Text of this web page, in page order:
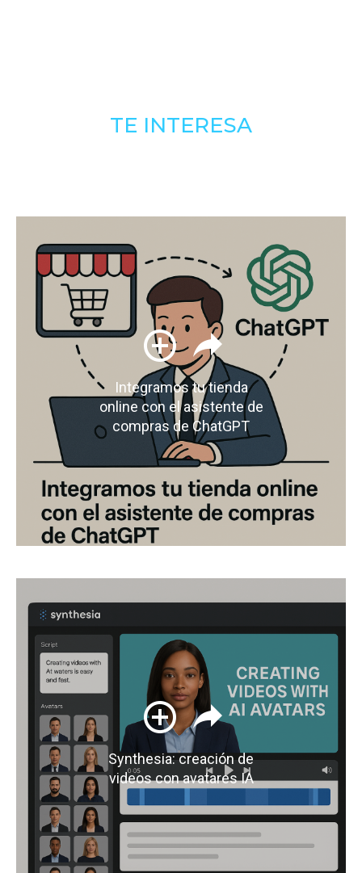
TE INTERESA
Integramos tu tienda
online con el asistente de
compras de ChatGPT
Synthesia: creación de
videos con avatares IA